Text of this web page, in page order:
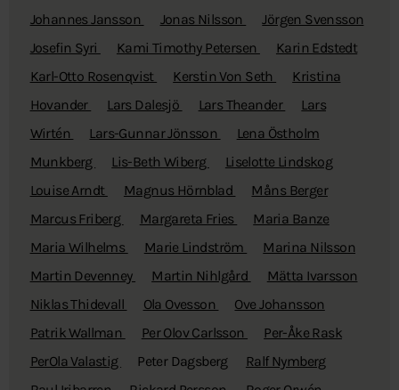
Johannes Jansson
Jonas Nilsson
Jörgen Svensson
Josefin Syri
Kami Timothy Petersen
Karin Edstedt
Karl-Otto Rosenqvist
Kerstin Von Seth
Kristina
Hovander
Lars Dalesjö Lars Theander
Lars
Wirtén
Lars-Gunnar Jönsson
Lena Östholm
Munkberg
Lis-Beth Wiberg
Liselotte Lindskog
Louise Arndt
Magnus Hörnblad
Måns Berger
Marcus Friberg
Margareta Fries
Maria Banze
Maria Wilhelms
Marie Lindström
Marina Nilsson
Martin Devenney
Martin Nihlgård
Mätta Ivarsson
Niklas Thidevall
Ola Ovesson
Ove Johansson
Patrik Wallman
Per Olov Carlsson
Per-Åke Rask
PerOla Valastig
Peter Dagsberg
Ralf Nymberg